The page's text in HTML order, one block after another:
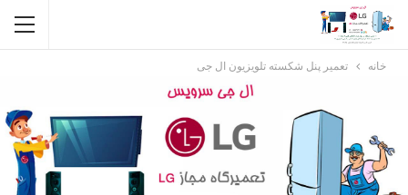
خانه تعمیر پنل شکسته تلویزیون ال جی